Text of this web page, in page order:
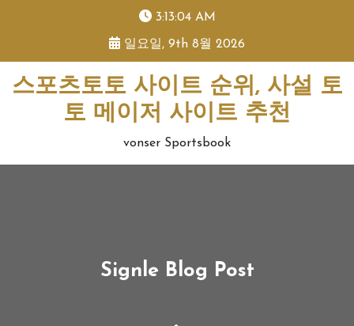
3:13:04 AM
일요일, 9th 8월 2026
스포츠토토 사이트 순위, 사설 토
토 메이저 사이트 추천
vonser Sportsbook
Signle Blog Post